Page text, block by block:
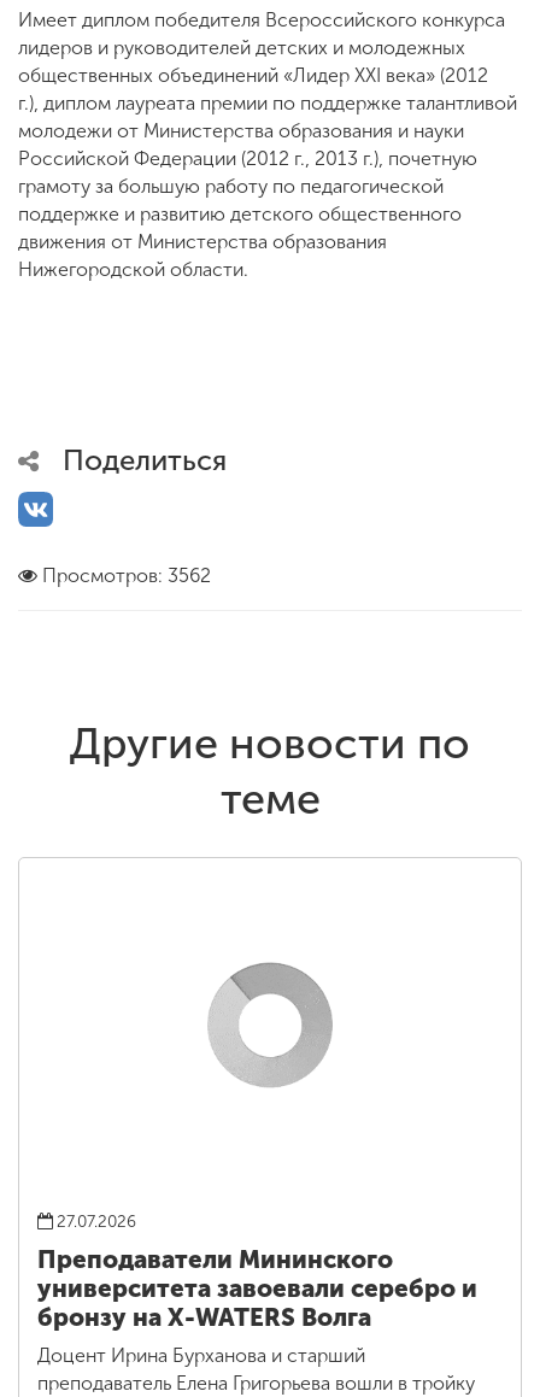
Имеет диплом победителя Всероссийского конкурса
лидеров и руководителей детских и молодежных
общественных объединений «Лидер ХХI века» (2012
г.), диплом лауреата премии по поддержке талантливой
молодежи от Министерства образования и науки
Российской Федерации (2012 г., 2013 г.), почетную
грамоту за большую работу по педагогической
поддержке и развитию детского общественного
движения от Министерства образования
Нижегородской области.
Поделиться
Просмотров: 3562
Другие новости по
теме
27.07.2026
Преподаватели Мининского
университета завоевали серебро и
бронзу на X-WATERS Волга
Доцент Ирина Бурханова и старший
преподаватель Елена Григорьева вошли в тройку